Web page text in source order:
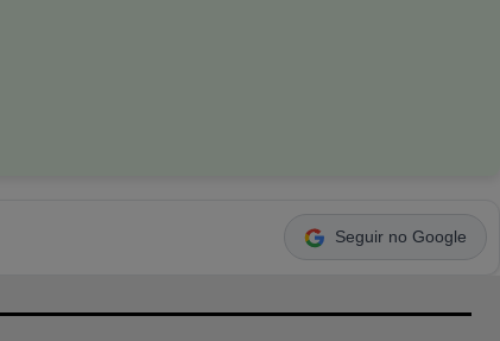
Seguir no Google